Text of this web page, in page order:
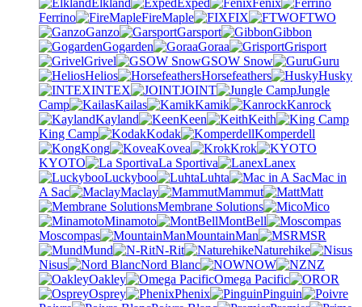
Elkland
Exped
Fenix
Ferrino
FireMaple FIX
FTWO
Ganzo
Garsport
Gibbon
Gogarden
Goraa
Grisport
Grivel
GSOW Snow
Guru
Helios
Horsefeathers
Husky
INTEX
JOINT
Jungle
Camp
Kailas Kamik
Kanrock
Kayland
Keen
Keith
King Camp
Kodak
Komperdell
Kong
Kovea
Krok
KYOTO
La Sportiva
Lanex
Luckyboo
Luhta
Mac in
A Sac
Maclay Mammut
Matt
Membrane Solutions
Mico
Minamoto
MontBell
Moscompas
MountainMan
MSR
Mund
N-Rit
Naturehike
Nisus
Nord Blanc NOW
NZ
Oakley
Omega Pacific
OR
Osprey
Phenix
Pinguin